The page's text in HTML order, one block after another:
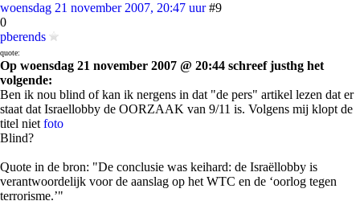
woensdag 21 november 2007, 20:47 uur #9
0
pberends
quote:
Op woensdag 21 november 2007 @ 20:44 schreef justhg het
volgende:
Ben ik nou blind of kan ik nergens in dat "de pers" artikel lezen dat er
staat dat Israellobby de OORZAAK van 9/11 is. Volgens mij klopt de
titel niet foto
Blind?
Quote in de bron: "De conclusie was keihard: de Israëllobby is
verantwoordelijk voor de aanslag op het WTC en de ‘oorlog tegen
terrorisme.’"